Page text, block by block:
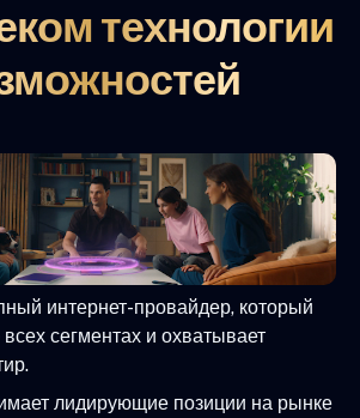
технологии
интернет-провайдер, который
всех сегментах и охватывает
лидирующие позиции на рынке